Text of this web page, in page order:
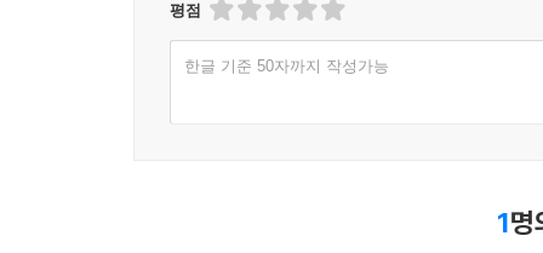
평점
한글 기준 50자까지 작성가능
1명